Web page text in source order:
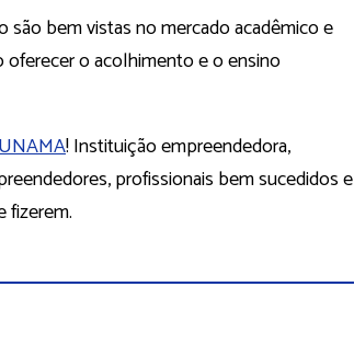
bem vistas no mercado acadêmico e
oferecer o acolhimento e o ensino
! Instituição empreendedora,
profissionais bem sucedidos e
fizerem.